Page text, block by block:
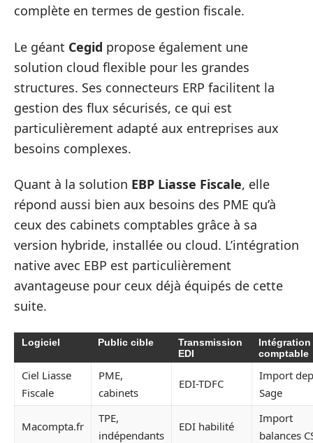
complète en termes de gestion fiscale.
Le géant Cegid propose également une
solution cloud flexible pour les grandes
structures. Ses connecteurs ERP facilitent la
gestion des flux sécurisés, ce qui est
particulièrement adapté aux entreprises aux
besoins complexes.
Quant à la solution EBP Liasse Fiscale, elle
répond aussi bien aux besoins des PME qu’à
ceux des cabinets comptables grâce à sa
version hybride, installée ou cloud. L’intégration
native avec EBP est particulièrement
avantageuse pour ceux déjà équipés de cette
suite.
Logiciel Public cible
Transmission
EDI
Intégration
comptable
Ciel Liasse
Fiscale
PME,
cabinets
EDI-TDFC
Import
Sage
Macompta.fr
TPE,
indépendants
EDI habilité
Import
balances